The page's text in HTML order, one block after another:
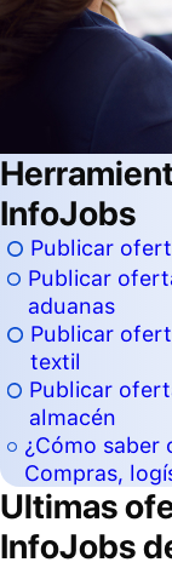
InfoJobs
Publicar
Publicar
aduanas
Publicar
textil
Publicar
almacén
¿Cómo saber
Compras,
Ultimas
InfoJobs